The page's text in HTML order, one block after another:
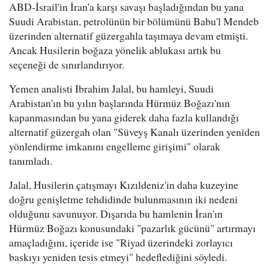
ABD-İsrail'in İran'a karşı savaşı başladığından bu yana
Suudi Arabistan, petrolünün bir bölümünü Babu'l Mendeb
üzerinden alternatif güzergahla taşımaya devam etmişti.
Ancak Husilerin boğaza yönelik ablukası artık bu
seçeneği de sınırlandırıyor.
Yemen analisti Ibrahim Jalal, bu hamleyi, Suudi
Arabistan'ın bu yılın başlarında Hürmüz Boğazı'nın
kapanmasından bu yana giderek daha fazla kullandığı
alternatif güzergah olan "Süveyş Kanalı üzerinden yeniden
yönlendirme imkanını engelleme girişimi" olarak
tanımladı.
Jalal, Husilerin çatışmayı Kızıldeniz'in daha kuzeyine
doğru genişletme tehdidinde bulunmasının iki nedeni
olduğunu savunuyor. Dışarıda bu hamlenin İran'ın
Hürmüz Boğazı konusundaki "pazarlık gücünü" artırmayı
amaçladığını, içeride ise "Riyad üzerindeki zorlayıcı
baskıyı yeniden tesis etmeyi" hedeflediğini söyledi.